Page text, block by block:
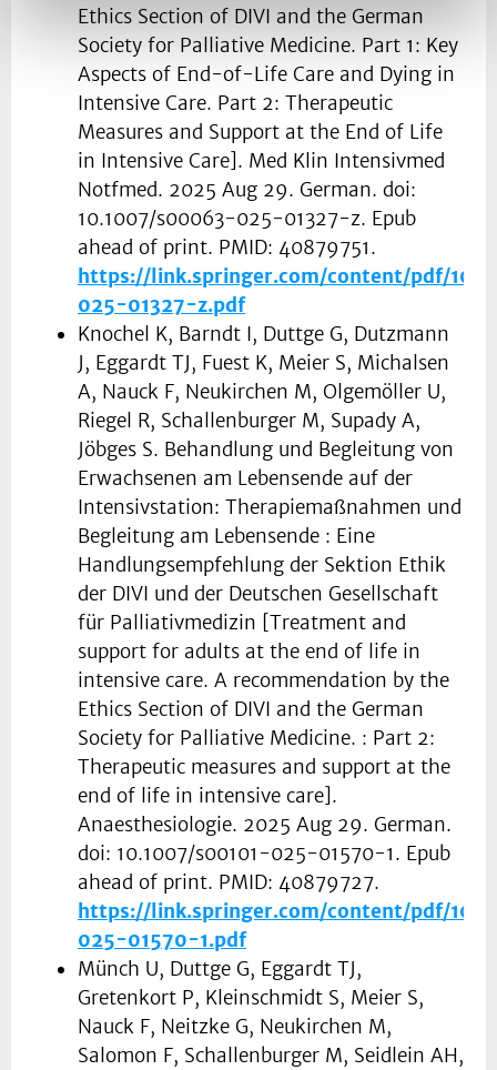
Ethics Section of DIVI and the German
Society for Palliative Medicine. Part 1: Key
Aspects of End-of-Life Care and Dying in
Intensive Care. Part 2: Therapeutic
Measures and Support at the End of Life
in Intensive Care]. Med Klin Intensivmed
Notfmed. 2025 Aug 29. German. doi:
10.1007/s00063-025-01327-z. Epub
ahead of print. PMID: 40879751.
https://link.springer.com/content/pdf/
025-01327-z.pdf
Knochel K, Barndt I, Duttge G, Dutzmann
J, Eggardt TJ, Fuest K, Meier S, Michalsen
A, Nauck F, Neukirchen M, Olgemöller U,
Riegel R, Schallenburger M, Supady A,
Jöbges S. Behandlung und Begleitung von
Erwachsenen am Lebensende auf der
Intensivstation: Therapiemaßnahmen und
Begleitung am Lebensende : Eine
Handlungsempfehlung der Sektion Ethik
der DIVI und der Deutschen Gesellschaft
für Palliativmedizin [Treatment and
support for adults at the end of life in
intensive care. A recommendation by the
Ethics Section of DIVI and the German
Society for Palliative Medicine. : Part 2:
Therapeutic measures and support at the
end of life in intensive care].
Anaesthesiologie. 2025 Aug 29. German.
doi: 10.1007/s00101-025-01570-1. Epub
ahead of print. PMID: 40879727.
https://link.springer.com/content/pdf/
025-01570-1.pdf
Münch U, Duttge G, Eggardt TJ,
Gretenkort P, Kleinschmidt S, Meier S,
Nauck F, Neitzke G, Neukirchen M,
Salomon F, Schallenburger M, Seidlein AH,